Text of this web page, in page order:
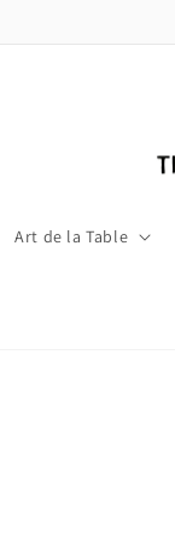
Art de la Table